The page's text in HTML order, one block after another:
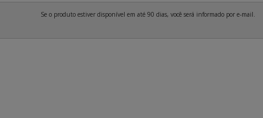
Se o produto estiver disponível em até 90 dias, você será informado por e-mail.